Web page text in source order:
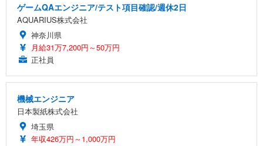
ゲームQAエンジニア/テスト項目確認/週休2日
AQUARIUS株式会社
神奈川県
月給31万7,200円～50万円
正社員
機械エンジニア
日本製紙株式会社
埼玉県
年収426万円～1,000万円